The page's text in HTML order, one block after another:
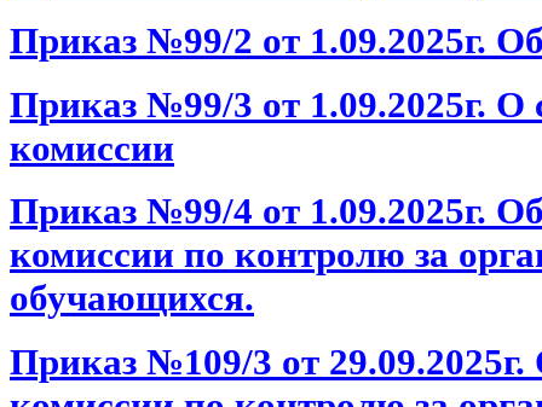
Приказ №99/2 от 1.09.2025г.
Приказ №99/3 от 1.09.2025г. О
комиссии
Приказ №99/4 от 1.09.2025г.
комиссии по контролю за
обучающихся.
Приказ №109/3 от